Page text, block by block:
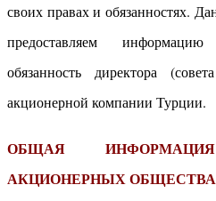
своих правах и обязанностях.
предоставляем
обязанность директора
акционерной компании Турции.
ОБЩАЯ
АКЦИОНЕРНЫХ